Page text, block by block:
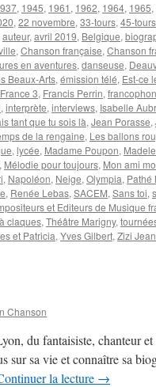
, 1945, 1961 , 1962, 1964, 1965,
, 22 novembre, 33-tours, 45-tours
auteur, avril 2019, Belgique,
, Chanson française, Chanson
en aventures, danseuse,
Beaux-Arts, émission télé, Est-ce
France 3, Francis Perrin,
, interprète, interviews, Isabelle
tant que tu sois là, Jean Porasse,
de la rengaine, Les ballons
, lycée, Madame Poupon,
, Mélodie pour toujours, Mon ami
, Napoléon, Neige, Olympia, Pathé
, Renée Lebas, SACEM, Sans toi,
et Editeurs de Musique
claques, Théâtre Marigny,
et Patricia, Yves Gilbert, Zizi
Chanson
du fantaisiste, chanteur
sur sa vie et connaître sa
la lecture →